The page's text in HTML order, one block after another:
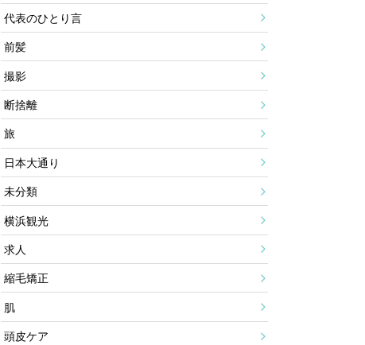
代表のひとり言
前髪
撮影
断捨離
旅
日本大通り
未分類
横浜観光
求人
縮毛矯正
肌
頭皮ケア